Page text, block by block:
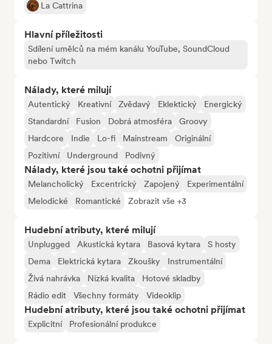
La Cattrina
Hlavní příležitosti
Sdílení umělců na mém kanálu YouTube, SoundCloud
nebo Twitch
Nálady, které milují
Autentický Kreativní Zvědavý Eklektický
Energický
Standardní
Fusion Dobrá atmosféra
Groovy
Hardcore
Indie Lo-fi Mainstream
Originální
Pozitivní
Underground Podivný
Nálady, které jsou také ochotni přijímat
Melancholický Excentrický Zapojený
Experimentální
Melodické
Romantické Zobrazit vše +3
Hudební atributy, které milují
Unplugged Akustická kytara Basová kytara
S hosty
Dema
Elektrická kytara Zkoušky
Instrumentální
Živá nahrávka
Nízká kvalita
Hotové skladby
Rádio edit
Všechny formáty Videoklip
Hudební atributy, které jsou také ochotni přijímat
Explicitní Profesionální produkce